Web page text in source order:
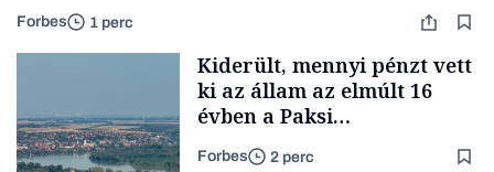
Forbes 1 perc
Kiderült, mennyi pénzt vett
ki az állam az elmúlt 16
évben a Paksi
Atomerőműből
Forbes 2 perc